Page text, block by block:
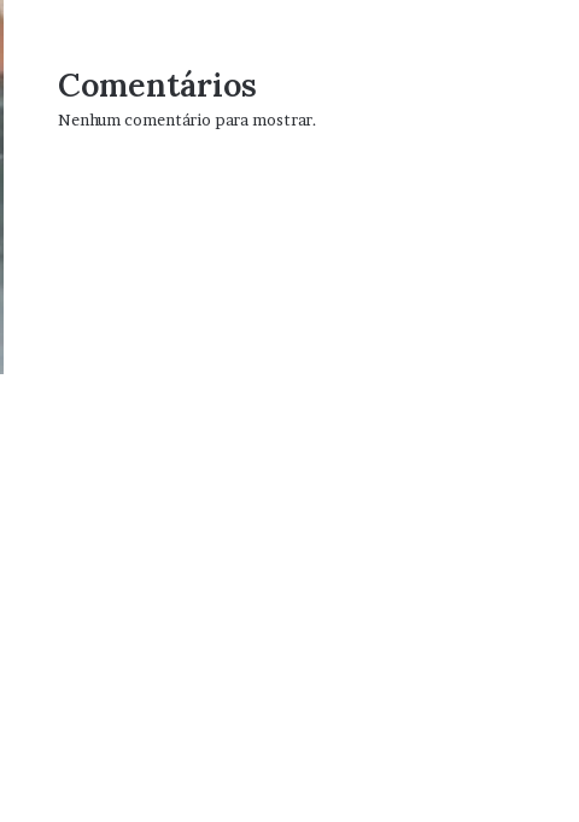
Comentários
Nenhum comentário para mostrar.